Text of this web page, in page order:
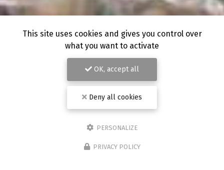
This site uses cookies and gives you control over
what you want to activate
OK, accept all
Deny all cookies
PERSONALIZE
PRIVACY POLICY